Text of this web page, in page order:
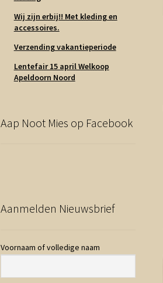
Wij zijn erbij!! Met kleding en
accessoires.
Verzending vakantieperiode
Lentefair 15 april Welkoop
Apeldoorn Noord
Aap Noot Mies op Facebook
Aanmelden Nieuwsbrief
Voornaam of volledige naam